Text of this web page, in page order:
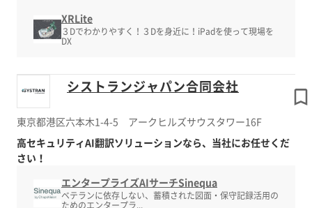
XRLite
３Dでわかりやすく！３Dを身近に！iPadを使って現場を
DX
シストランジャパン合同会社
東京都港区六本木1-4-5 アークヒルズサウスタワー16F
高セキュリティAI翻訳ソリューションなら、当社にお任せくだ
さい！
エンタープライズAIサーチSinequa
ベテランに依存しない、蓄積された図面・保守記録活用の
ためのエンタープラ...